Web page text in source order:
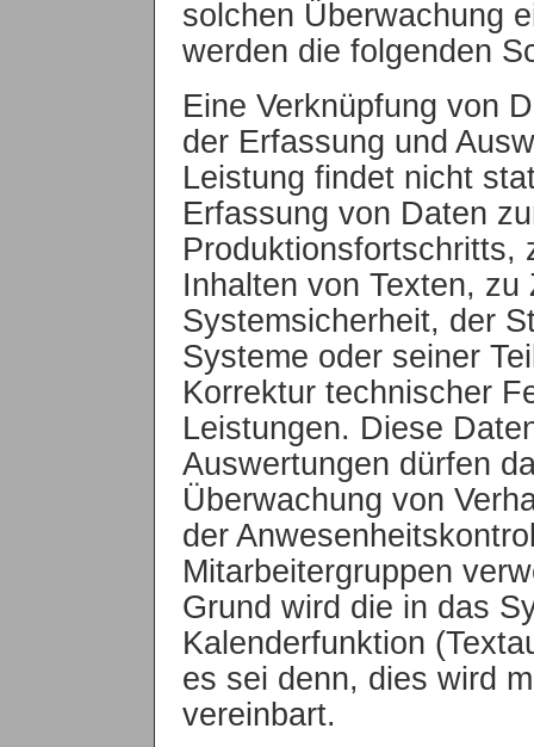
solchen Überwachung
werden die folgenden
Eine Verknüpfung von
der Erfassung und
Leistung findet nicht
Erfassung von Daten
Produktionsfortschritts,
Inhalten von Texten,
Systemsicherheit, der
Systeme oder seiner
Korrektur technischer
Leistungen. Diese
Auswertungen dürfen
Überwachung von
der
Mitarbeitergruppen
Grund wird die in das
Kalenderfunktion
es sei denn, dies wird
vereinbart.